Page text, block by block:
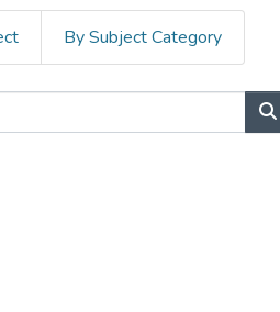
By Subject Category